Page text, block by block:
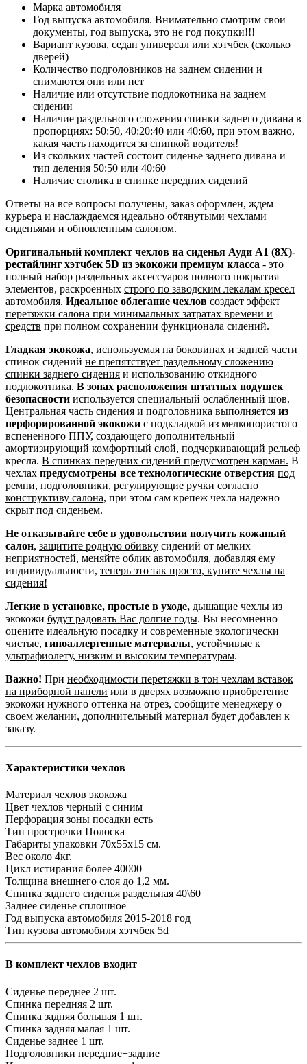
Марка автомобиля
Год выпуска автомобиля. Внимательно смотрим свои
документы, год выпуска, это не год покупки!!!
Вариант кузова, седан универсал или хэтчбек (сколько
дверей)
Количество подголовников на заднем сидении и
снимаются они или нет
Наличие или отсутствие подлокотника на заднем
сидении
Наличие раздельного сложения спинки заднего дивана в
пропорциях: 50:50, 40:20:40 или 40:60, при этом важно,
какая часть находится за спинкой водителя!
Из скольких частей состоит сиденье заднего дивана и
тип деления 50:50 или 40:60
Наличие столика в спинке передних сидений
Ответы на все вопросы получены, заказ оформлен, ждем
курьера и наслаждаемся идеально обтянутыми чехлами
сиденьями и обновленным салоном.
Оригинальный комплект чехлов на сиденья Ауди А1 (8Х)-
рестайлинг хэтчбек 5D из экокожи премиум класса - это
полный набор раздельных аксессуаров полного покрытия
элементов, раскроенных строго по заводским лекалам кресел
автомобиля. Идеальное облегание чехлов создает эффект
перетяжки салона при минимальных затратах времени и
средств при полном сохранении функционала сидений.
Гладкая экокожа, используемая на боковинах и задней части
спинок сидений не препятствует раздельному сложению
спинки заднего сидения и использованию откидного
подлокотника. В зонах расположения штатных подушек
безопасности используется специальный ослабленный шов.
Центральная часть сидения и подголовника выполняется из
перфорированной экокожи с подкладкой из мелкопористого
вспененного ППУ, создающего дополнительный
амортизирующий комфортный слой, подчеркивающий рельеф
кресла. В спинках передних сидений предусмотрен карман. В
чехлах предусмотрены все технологические отверстия под
ремни, подголовники, регулирующие ручки согласно
конструктиву салона, при этом сам крепеж чехла надежно
скрыт под сиденьем.
Не отказывайте себе в удовольствии получить кожаный
салон, защитите родную обивку сидений от мелких
неприятностей, меняйте облик автомобиля, добавляя ему
индивидуальности, теперь это так просто, купите чехлы на
сидения!
Легкие в установке, простые в уходе, дышащие чехлы из
экокожи будут радовать Вас долгие годы. Вы несомненно
оцените идеальную посадку и современные экологически
чистые, гипоаллергенные материалы, устойчивые к
ультрафиолету, низким и высоким температурам.
Важно! При необходимости перетяжки в тон чехлам вставок
на приборной панели или в дверях возможно приобретение
экокожи нужного оттенка на отрез, сообщите менеджеру о
своем желании, дополнительный материал будет добавлен к
заказу.
Характеристики чехлов
Материал чехлов экокожа
Цвет чехлов черный с синим
Перфорация зоны посадки есть
Тип прострочки Полоска
Габариты упаковки 70х55х15 см.
Вес около 4кг.
Цикл истирания более 40000
Толщина внешнего слоя до 1,2 мм.
Спинка заднего сиденья раздельная 40\60
Заднее сиденье сплошное
Год выпуска автомобиля 2015-2018 год
Тип кузова автомобиля хэтчбек 5d
В комплект чехлов входит
Сиденье переднее 2 шт.
Спинка передняя 2 шт.
Спинка задняя большая 1 шт.
Спинка задняя малая 1 шт.
Сиденье заднее 1 шт.
Подголовники передние+задние